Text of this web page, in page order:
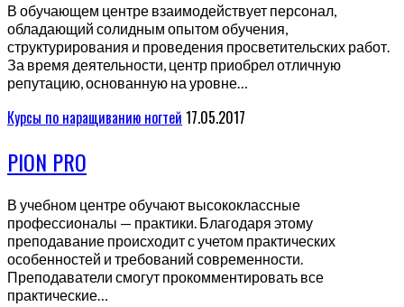
В обучающем центре взаимодействует персонал,
обладающий солидным опытом обучения,
структурирования и проведения просветительских работ.
За время деятельности, центр приобрел отличную
репутацию, основанную на уровне…
Курсы по наращиванию ногтей 17.05.2017
PION PRO
В учебном центре обучают высококлассные
профессионалы — практики. Благодаря этому
преподавание происходит с учетом практических
особенностей и требований современности.
Преподаватели смогут прокомментировать все
практические…